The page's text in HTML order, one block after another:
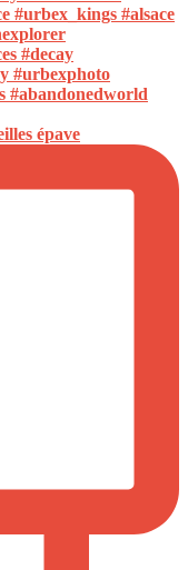
épave